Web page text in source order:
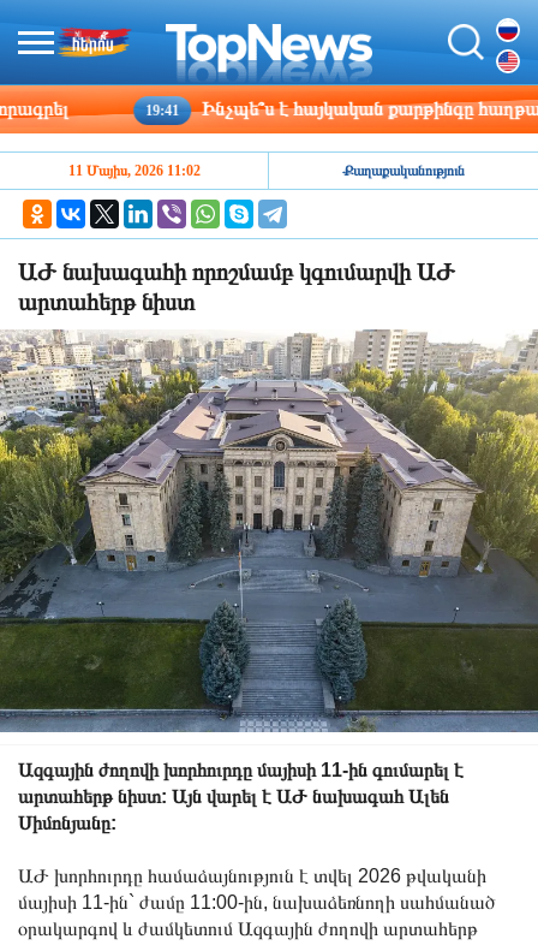
19:41 Ինչպե՞ս է հայկական քարթինգը
11 Մայիս, 2026 11:02 Քաղաքականություն
ԱԺ նախագահի որոշմամբ կգումարվի ԱԺ
արտահերթ նիստ
Ազգային ժողովի խորհուրդը մայիսի 11-ին գումարել է
արտահերթ նիստ: Այն վարել է ԱԺ նախագահ Ալեն
Սիմոնյանը:
ԱԺ խորհուրդը համաձայնություն է տվել 2026 թվականի
մայիսի 11-ին` ժամը 11:00-ին, նախաձեռնողի սահմանած
օրակարգով և ժամկետում Ազգային ժողովի արտահերթ